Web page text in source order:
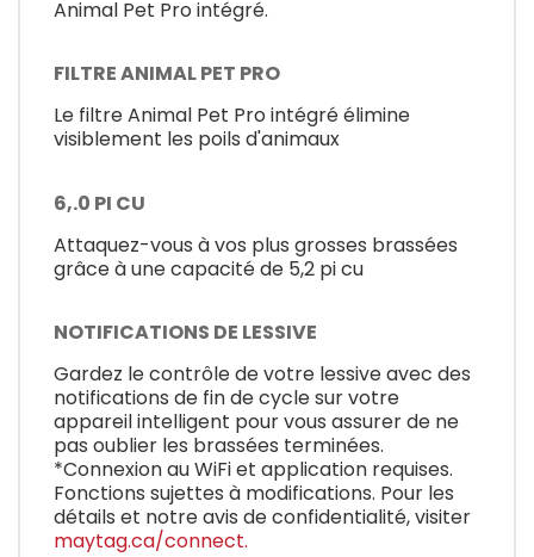
Animal Pet Pro intégré.
FILTRE ANIMAL PET PRO
Le filtre Animal Pet Pro intégré élimine
visiblement les poils d'animaux
6,.0 PI CU
Attaquez-vous à vos plus grosses brassées
grâce à une capacité de 5,2 pi cu
NOTIFICATIONS DE LESSIVE
Gardez le contrôle de votre lessive avec des
notifications de fin de cycle sur votre
appareil intelligent pour vous assurer de ne
pas oublier les brassées terminées.
*Connexion au WiFi et application requises.
Fonctions sujettes à modifications. Pour les
détails et notre avis de confidentialité, visiter
maytag.ca/connect.